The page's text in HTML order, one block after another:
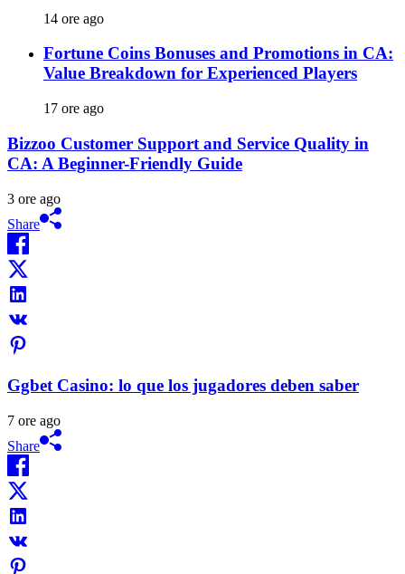
14 ore ago
Fortune Coins Bonuses and Promotions in CA:
Value Breakdown for Experienced Players
17 ore ago
Bizzoo Customer Support and Service Quality in
CA: A Beginner-Friendly Guide
3 ore ago
Share
Ggbet Casino: lo que los jugadores deben saber
7 ore ago
Share